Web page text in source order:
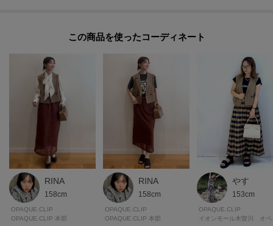
・ポケット横×2
・裏地なし
※照明の関係により、実際よりも色味が違って見える場合があります。ま
た、パソコン・スマートフォンなどの環境により、若干製品と画像のカラー
が異なる場合もございます。
モデル情報：身長163cm B82 W62 H91 着用サイズ：38（M）
この商品を使った
RINA
158cm
OPAQUE.CLIP
OPAQUE.CLIP 本部
RINA
158cm
OPAQUE.CLIP
OPAQUE.CLIP 本部
やす
153cm
OPAQUE.CLIP